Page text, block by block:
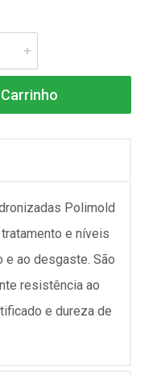
Polimold
e níveis
ao desgaste. São
resistência ao
e dureza de